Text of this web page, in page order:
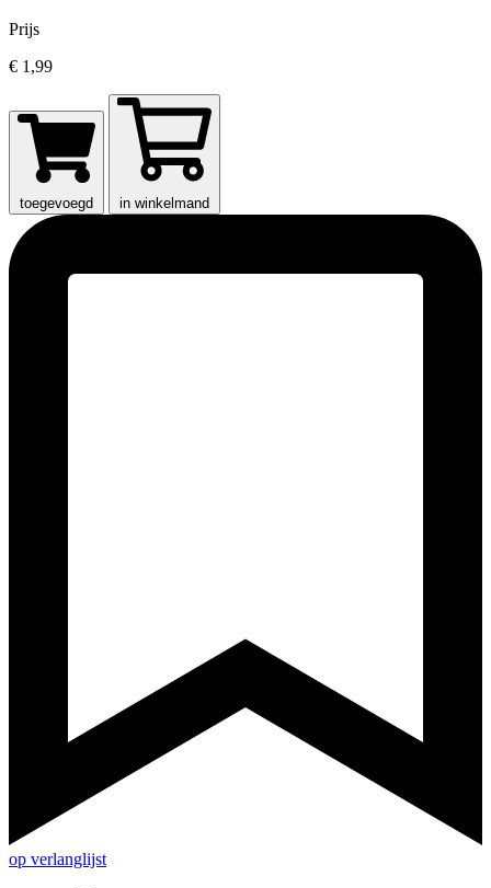
Prijs
€ 1,99
toegevoegd in winkelmand
op verlanglijst